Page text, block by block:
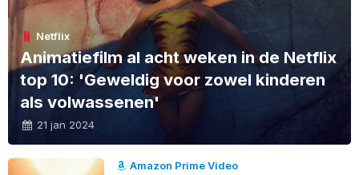
Netflix
Animatiefilm al acht weken in de Netflix
top 10: 'Geweldig voor zowel kinderen
als volwassenen'
21 jan 2024
Amazon Prime Video